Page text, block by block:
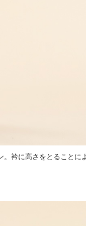
衿に高さをとることに